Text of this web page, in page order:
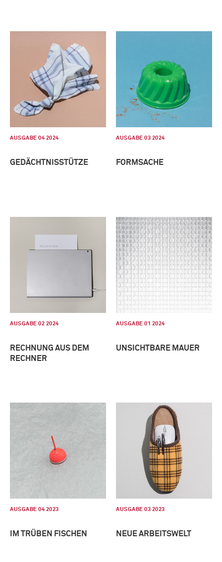
AUSGABE 04 2024
GEDÄCHTNISSTÜTZE
AUSGABE 03 2024
FORMSACHE
AUSGABE 02 2024
RECHNUNG AUS DEM
RECHNER
AUSGABE 01 2024
UNSICHTBARE MAUER
AUSGABE 04 2023
IM TRÜBEN FISCHEN
AUSGABE 03 2023
NEUE ARBEITSWELT